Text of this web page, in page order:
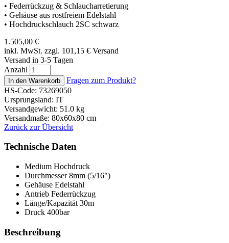
• Federrückzug & Schlaucharretierung
• Gehäuse aus rostfreiem Edelstahl
• Hochdruckschlauch 2SC schwarz
1.505,00 €
inkl. MwSt. zzgl. 101,15 € Versand
Versand in 3-5 Tagen
Anzahl
Fragen zum Produkt?
HS-Code: 73269050
Ursprungsland: IT
Versandgewicht: 51.0 kg
Versandmaße: 80x60x80 cm
Zurück zur Übersicht
Technische Daten
Medium Hochdruck
Durchmesser 8mm (5/16")
Gehäuse Edelstahl
Antrieb Federrückzug
Länge/Kapazität 30m
Druck 400bar
Beschreibung